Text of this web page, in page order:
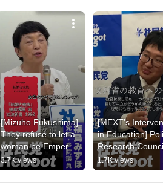
[Mizuho Fukushima]
They refuse to let a
woman be Emperor,
no matter what. I
oppose the revision
o...
3.7K views
[MEXT’s
in Education]
Research
Chair Keigo
explains: What
1.7K views